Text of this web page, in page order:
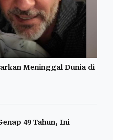
Meninggal Dunia di
49 Tahun, Ini